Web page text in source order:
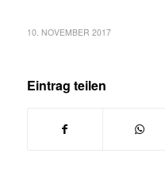
10. NOVEMBER 2017
Eintrag teilen